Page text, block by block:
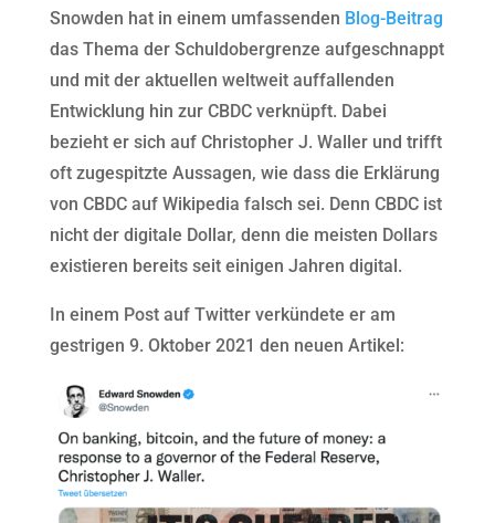
Snowden hat in einem umfassenden Blog-Beitrag
das Thema der Schuldobergrenze aufgeschnappt
und mit der aktuellen weltweit auffallenden
Entwicklung hin zur CBDC verknüpft. Dabei
bezieht er sich auf Christopher J. Waller und trifft
oft zugespitzte Aussagen, wie dass die Erklärung
von CBDC auf Wikipedia falsch sei. Denn CBDC ist
nicht der digitale Dollar, denn die meisten Dollars
existieren bereits seit einigen Jahren digital.
In einem Post auf Twitter verkündete er am
gestrigen 9. Oktober 2021 den neuen Artikel: